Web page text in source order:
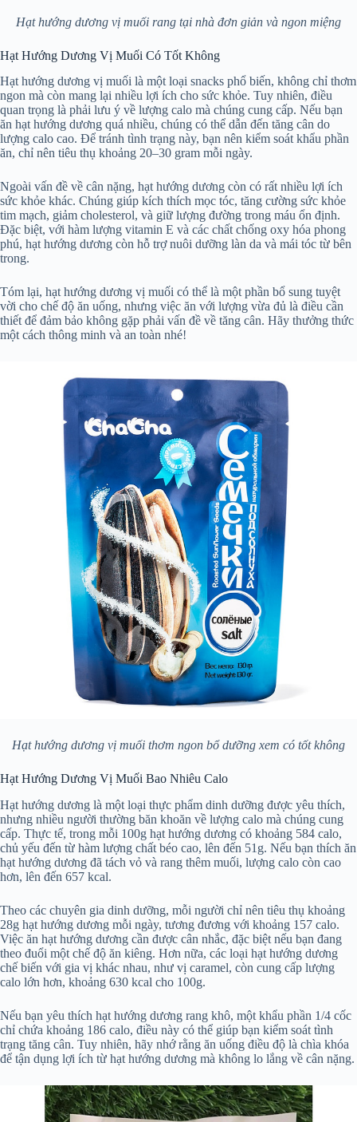
Hạt hướng dương vị muối rang tại nhà đơn giản và ngon miệng
Hạt Hướng Dương Vị Muối Có Tốt Không
Hạt hướng dương vị muối là một loại snacks phổ biến, không chỉ thơm
ngon mà còn mang lại nhiều lợi ích cho sức khỏe. Tuy nhiên, điều
quan trọng là phải lưu ý về lượng calo mà chúng cung cấp. Nếu bạn
ăn hạt hướng dương quá nhiều, chúng có thể dẫn đến tăng cân do
lượng calo cao. Để tránh tình trạng này, bạn nên kiểm soát khẩu phần
ăn, chỉ nên tiêu thụ khoảng 20–30 gram mỗi ngày.
Ngoài vấn đề về cân nặng, hạt hướng dương còn có rất nhiều lợi ích
sức khỏe khác. Chúng giúp kích thích mọc tóc, tăng cường sức khỏe
tim mạch, giảm cholesterol, và giữ lượng đường trong máu ổn định.
Đặc biệt, với hàm lượng vitamin E và các chất chống oxy hóa phong
phú, hạt hướng dương còn hỗ trợ nuôi dưỡng làn da và mái tóc từ bên
trong.
Tóm lại, hạt hướng dương vị muối có thể là một phần bổ sung tuyệt
vời cho chế độ ăn uống, nhưng việc ăn với lượng vừa đủ là điều cần
thiết để đảm bảo không gặp phải vấn đề về tăng cân. Hãy thưởng thức
một cách thông minh và an toàn nhé!
Hạt hướng dương vị muối thơm ngon bổ dưỡng xem có tốt không
Hạt Hướng Dương Vị Muối Bao Nhiêu Calo
Hạt hướng dương là một loại thực phẩm dinh dưỡng được yêu thích,
nhưng nhiều người thường băn khoăn về lượng calo mà chúng cung
cấp. Thực tế, trong mỗi 100g hạt hướng dương có khoảng 584 calo,
chủ yếu đến từ hàm lượng chất béo cao, lên đến 51g. Nếu bạn thích ăn
hạt hướng dương đã tách vỏ và rang thêm muối, lượng calo còn cao
hơn, lên đến 657 kcal.
Theo các chuyên gia dinh dưỡng, mỗi người chỉ nên tiêu thụ khoảng
28g hạt hướng dương mỗi ngày, tương đương với khoảng 157 calo.
Việc ăn hạt hướng dương cần được cân nhắc, đặc biệt nếu bạn đang
theo đuổi một chế độ ăn kiêng. Hơn nữa, các loại hạt hướng dương
chế biến với gia vị khác nhau, như vị caramel, còn cung cấp lượng
calo lớn hơn, khoảng 630 kcal cho 100g.
Nếu bạn yêu thích hạt hướng dương rang khô, một khẩu phần 1/4 cốc
chỉ chứa khoảng 186 calo, điều này có thể giúp bạn kiểm soát tình
trạng tăng cân. Tuy nhiên, hãy nhớ rằng ăn uống điều độ là chìa khóa
để tận dụng lợi ích từ hạt hướng dương mà không lo lắng về cân nặng.